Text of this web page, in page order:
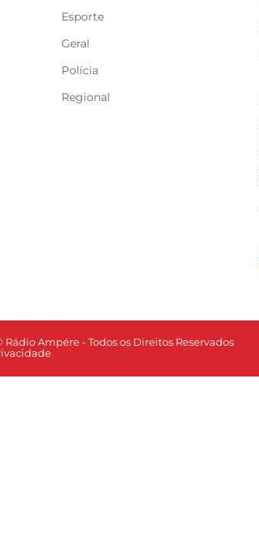
Esporte
Geral
Polícia
Regional
Rádio Ampére - Todos os Direitos Reservados